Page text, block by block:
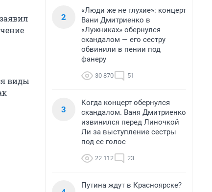
виды
2
«Люди же не глухие»: концерт
Вани Дмитриенко в
«Лужниках» обернулся
скандалом — его сестру
обвинили в пении под
фанеру
30 870 51
3
Когда концерт обернулся
скандалом. Ваня Дмитриенко
извинился перед Линочкой
Ли за выступление сестры
под ее голос
22 112 23
Путина ждут в Красноярске?